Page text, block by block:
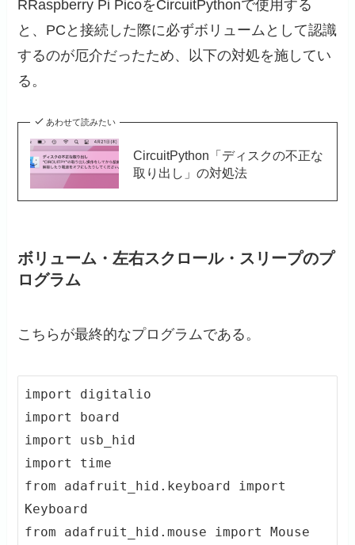
RRaspberry Pi PicoをCircuitPythonで使用する
と、PCと接続した際に必ずボリュームとして認識
するのが厄介だったため、以下の対処を施してい
る。
あわせて読みたい
CircuitPython「ディスクの不正な
取り出し」の対処法
ボリューム・左右スクロール・スリープのプ
ログラム
こちらが最終的なプログラムである。
import digitalio
import board
import usb_hid
import time
from adafruit_hid.keyboard import
Keyboard
from adafruit_hid.mouse import Mouse